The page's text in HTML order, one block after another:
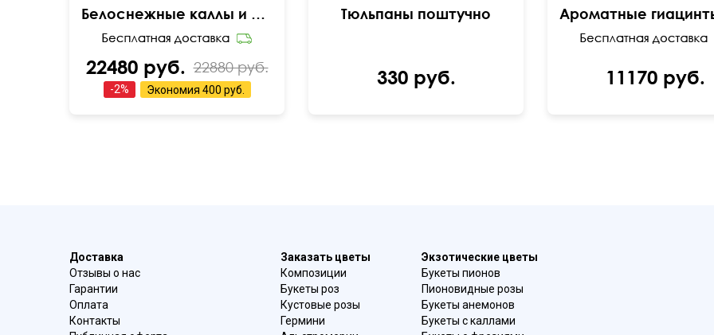
Белоснежные каллы и тюльпаны под ленту
22480 руб. 22880 руб.
-2% Экономия 400 руб.
Тюльпаны поштучно
330 руб. 11170 руб.
Доставка
Отзывы о нас
Гарантии
Оплата
Контакты
Заказать цветы
Композиции
Букеты роз
Кустовые розы
Гермини
Экзотические цветы
Букеты пионов
Пионовидные розы
Букеты анемонов
Букеты с каллами